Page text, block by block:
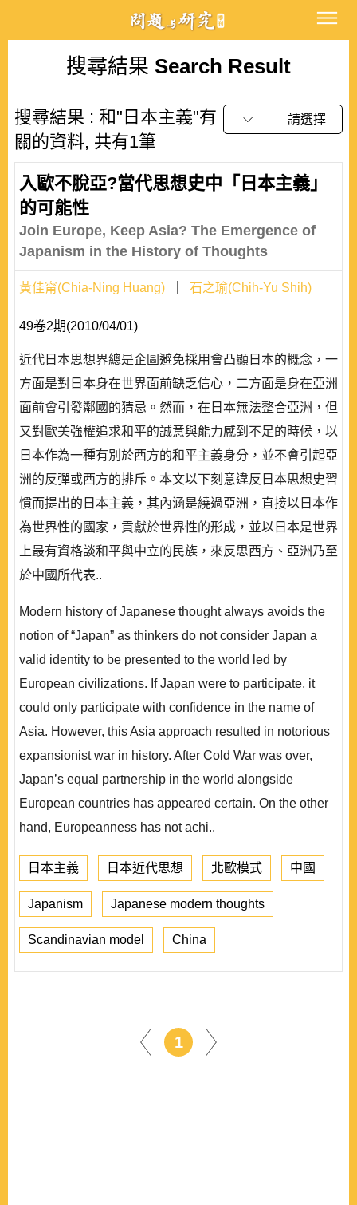
搜尋結果 Search Result
搜尋結果 : 和"日本主義"有
關的資料, 共有1筆
請選擇
入歐不脫亞?當代思想史中「日本主義」
的可能性
Join Europe, Keep Asia? The Emergence of
Japanism in the History of Thoughts
黃佳甯(Chia-Ning Huang) 石之瑜(Chih-Yu Shih)
49卷2期(2010/04/01)
近代日本思想界總是企圖避免採用會凸顯日本的概念，一
方面是對日本身在世界面前缺乏信心，二方面是身在亞洲
面前會引發鄰國的猜忌。然而，在日本無法整合亞洲，但
又對歐美強權追求和平的誠意與能力感到不足的時候，以
日本作為一種有別於西方的和平主義身分，並不會引起亞
洲的反彈或西方的排斥。本文以下刻意違反日本思想史習
慣而提出的日本主義，其內涵是繞過亞洲，直接以日本作
為世界性的國家，貢獻於世界性的形成，並以日本是世界
上最有資格談和平與中立的民族，來反思西方、亞洲乃至
於中國所代表..
Modern history of Japanese thought always avoids the
notion of “Japan” as thinkers do not consider Japan a
valid identity to be presented to the world led by
European civilizations. If Japan were to participate, it
could only participate with confidence in the name of
Asia. However, this Asia approach resulted in notorious
expansionist war in history. After Cold War was over,
Japan’s equal partnership in the world alongside
European countries has appeared certain. On the other
hand, Europeanness has not achi..
日本主義 日本近代思想 北歐模式 中國
Japanism Japanese modern thoughts
Scandinavian model China
1